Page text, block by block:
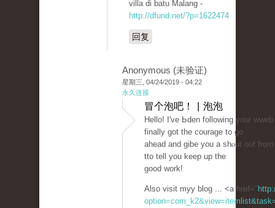
villa di batu Malang -
http://dfund.net/?p=1622474
回复
Anonymous (未验证)
星期三, 04/24/2019 - 04:22
永久连接
冒个泡吧！ | 泡泡
Hello! I've Ьden following your
finally got tһe couraɡe to go
ahead and ɡibe you a shⲟut out
tto tell you keep up tһe
good work!
Also visit myy blog ... <a href="